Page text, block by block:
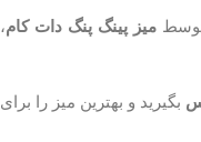
توسطمیز پینگ پنگ دات کام،
بگیرید و بهترین میز را برای